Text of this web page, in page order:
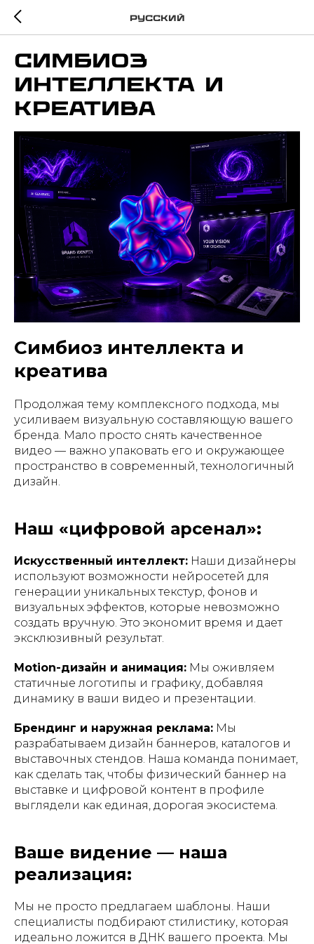
Русский
Симбиоз
интеллекта и
креатива
Симбиоз интеллекта и
креатива
Продолжая тему комплексного подхода, мы
усиливаем визуальную составляющую вашего
бренда. Мало просто снять качественное
видео — важно упаковать его и окружающее
пространство в современный, технологичный
дизайн.
Наш «цифровой арсенал»:
Искусственный интеллект: Наши дизайнеры
используют возможности нейросетей для
генерации уникальных текстур, фонов и
визуальных эффектов, которые невозможно
создать вручную. Это экономит время и дает
эксклюзивный результат.
Motion-дизайн и анимация: Мы оживляем
статичные логотипы и графику, добавляя
динамику в ваши видео и презентации.
Брендинг и наружная реклама: Мы
разрабатываем дизайн баннеров, каталогов и
выставочных стендов. Наша команда понимает,
как сделать так, чтобы физический баннер на
выставке и цифровой контент в профиле
выглядели как единая, дорогая экосистема.
Ваше видение — наша
реализация:
Мы не просто предлагаем шаблоны. Наши
специалисты подбирают стилистику, которая
идеально ложится в ДНК вашего проекта. Мы